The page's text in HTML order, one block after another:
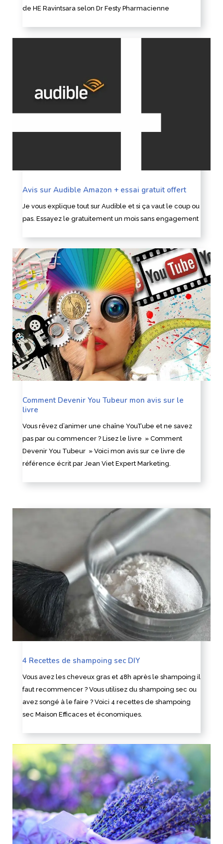
de HE Ravintsara selon Dr Festy Pharmacienne
Avis sur Audible Amazon + essai gratuit offert
Je vous explique tout sur Audible et si ça vaut le coup ou
pas. Essayez le gratuitement un mois sans engagement
Comment Devenir You Tubeur mon avis sur le
livre
Vous rêvez d’animer une chaîne YouTube et ne savez
pas par ou commencer ? Lisez le livre » Comment
Devenir You Tubeur » Voici mon avis sur ce livre de
référence écrit par Jean Viet Expert Marketing.
4 Recettes de shampoing sec DIY
Vous avez les cheveux gras et 48h après le shampoing il
faut recommencer ? Vous utilisez du shampoing sec ou
avez songé à le faire ? Voici 4 recettes de shampoing
sec Maison Efficaces et économiques.